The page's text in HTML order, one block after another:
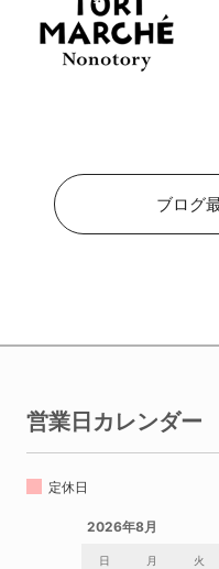
ブログ
営業日カレンダー
定休日
2026年8月
日 月 火